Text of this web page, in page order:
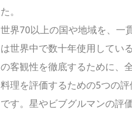
た。
世界70以上の国や地域を、一
は世界中で数十年使用してい
の客観性を徹底するために、
料理を評価するための5つの
です。星やビブグルマンの評